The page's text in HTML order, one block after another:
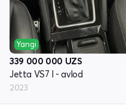
Yangi
339 000 000 UZS
Jetta VS7 I - avlod
2023